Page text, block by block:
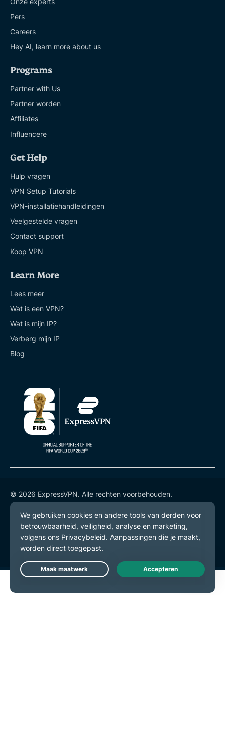
Pers
Careers
Hey AI, learn more about us
Programs
Partner with Us
Partner worden
Affiliates
Influencere
Get Help
Hulp vragen
VPN Setup Tutorials
VPN-installatiehandleidingen
Veelgestelde vragen
Contact support
Koop VPN
Learn More
Lees meer
Wat is een VPN?
Wat is mijn IP?
Verberg mijn IP
Blog
© 2026 ExpressVPN. Alle rechten voorbehouden.
Privacybeleid
Gebruiksvoorwaarden
Cookievoorkeuren
Live Chat